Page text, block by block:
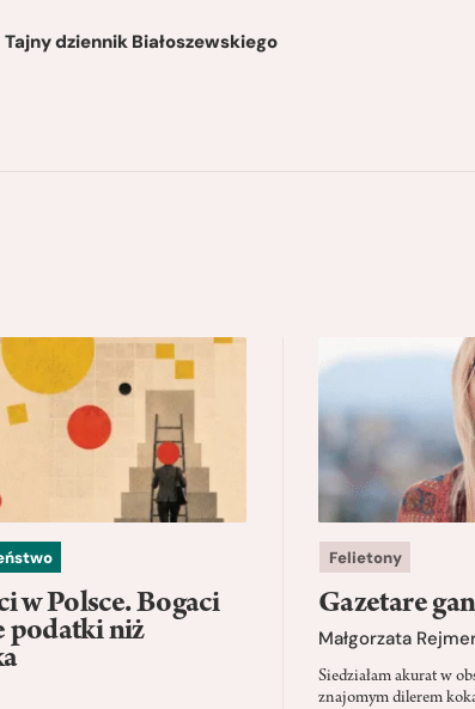
Tajny dziennik Białoszewskiego
w Polsce. Bogaci
podatki niż
Felietony
Gazetare
Małgorzata
Siedziałam akurat w
znajomym dilerem